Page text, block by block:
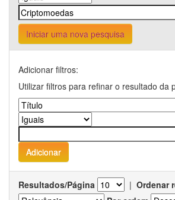
Iniciar uma nova pesquisa
Adicionar filtros:
Utilizar filtros para refinar o resultado da
Resultados/Página | Ordenar